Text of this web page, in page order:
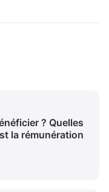
? Quelles
la rémunération